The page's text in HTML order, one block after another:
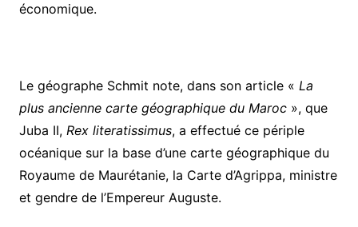
économique.
Le géographe Schmit note, dans son article « La
plus ancienne carte géographique du Maroc», que
Juba II, Rex literatissimus, a effectué ce périple
océanique sur la base d’une carte géographique du
Royaume de Maurétanie, la Carte d’Agrippa, ministre
et gendre de l’Empereur Auguste.